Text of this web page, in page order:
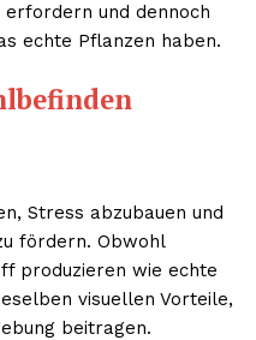
und dennoch
echte Pflanzen haben.
Stress abzubauen und
fördern. Obwohl
produzieren wie echte
visuellen Vorteile,
beitragen.